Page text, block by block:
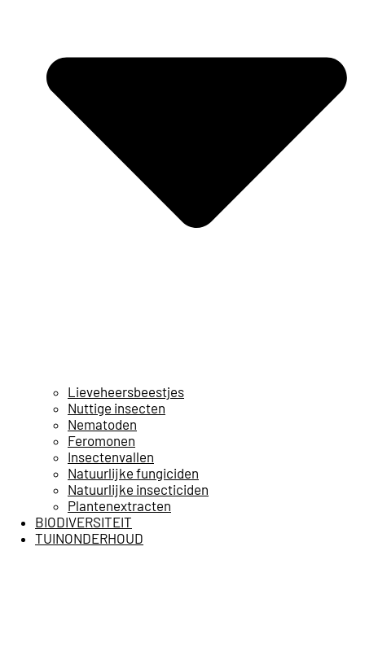
Lieveheersbeestjes
Nuttige insecten
Nematoden
Feromonen
Insectenvallen
Natuurlijke fungiciden
Natuurlijke insecticiden
Plantenextracten
BIODIVERSITEIT
TUINONDERHOUD